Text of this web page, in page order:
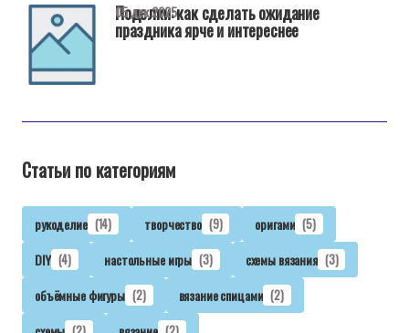
Поделки: как сделать ожидание
праздника ярче и интереснее
05 дек 2025
Статьи по категориям
рукоделие (14) творчество (9) оригами (5)
DIY (4) настольные игры (3) схемы вязания (3)
объёмные фигуры (2) вязание спицами (2)